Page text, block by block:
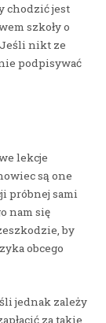
chodzić jest
szkoły o
nikt ze
podpisywać
lekcje
są one
próbnej sami
nam się
by
obcego
jednak zależy
za takie